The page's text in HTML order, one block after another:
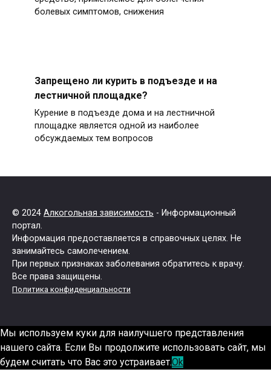
болевых симптомов, снижения
Запрещено ли курить в подъезде и на
лестничной площадке?
Курение в подъезде дома и на лестничной
площадке является одной из наиболее
обсуждаемых тем вопросов
© 2024 Алкогольная зависимость - Информационный
портал.
Информация предоставляется в справочных целях. Не
занимайтесь самолечением.
При первых признаках заболевания обратитесь к врачу.
Все права защищены.
Политика конфиденциальности
Мы используем куки для наилучшего представления
нашего сайта. Если Вы продолжите использовать сайт, мы
будем считать что Вас это устраивает.Ok